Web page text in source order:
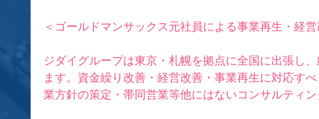
＜ゴールドマンサックス元社員による事業再生・経
ジダイグループは東京・札幌を拠点に全国に出張し
ます。資金繰り改善・経営改善・事業再生に対応す
業方針の策定・帯同営業等他にはないコンサルティ